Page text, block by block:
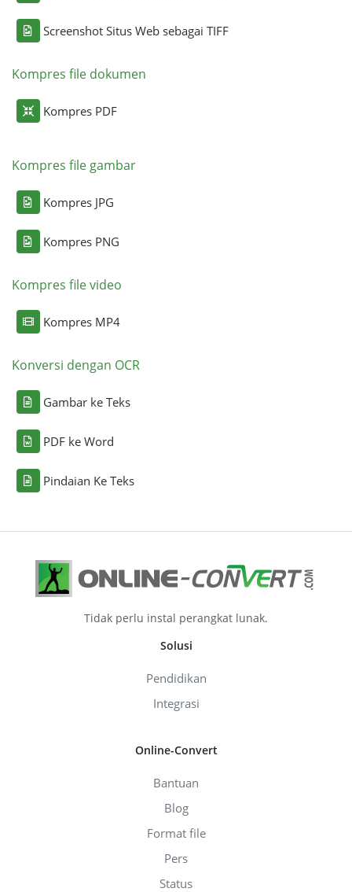
Screenshot Situs Web sebagai TIFF
Kompres file dokumen
Kompres PDF
Kompres file gambar
Kompres JPG
Kompres PNG
Kompres file video
Kompres MP4
Konversi dengan OCR
Gambar ke Teks
PDF ke Word
Pindaian Ke Teks
Tidak perlu instal perangkat lunak.
Solusi
Pendidikan
Integrasi
Online-Convert
Bantuan
Blog
Format file
Pers
Status